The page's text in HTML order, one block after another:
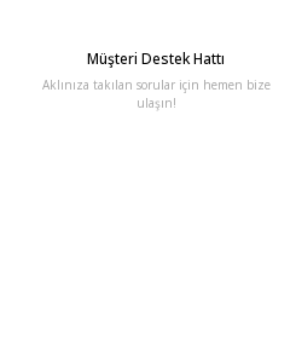
Müşteri Destek Hattı
Aklınıza takılan sorular için hemen bize
ulaşın!